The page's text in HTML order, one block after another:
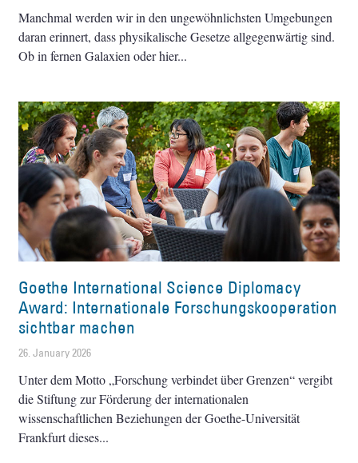
Manchmal werden wir in den ungewöhnlichsten Umgebungen
daran erinnert, dass physikalische Gesetze allgegenwärtig sind.
Ob in fernen Galaxien oder hier
Goethe International Science Diplomacy
Award: Internationale Forschungskooperation
sichtbar machen
26. January 2026
Unter dem Motto „Forschung verbindet über Grenzen“ vergibt
die Stiftung zur Förderung der internationalen
wissenschaftlichen Beziehungen der Goethe-Universität
Frankfurt dieses